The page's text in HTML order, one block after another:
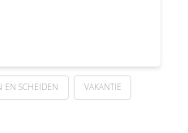
EN SCHEIDEN VAKANTIE